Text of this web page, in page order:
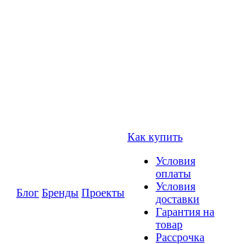
Блог Бренды Проекты
Как купить
Условия
оплаты
Условия
доставки
Гарантия на
товар
Рассрочка